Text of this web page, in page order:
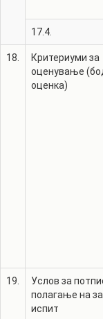
17.4.
18.
Критериуми за
оценување
оценка)
19.
Услов за
полагање на
испит